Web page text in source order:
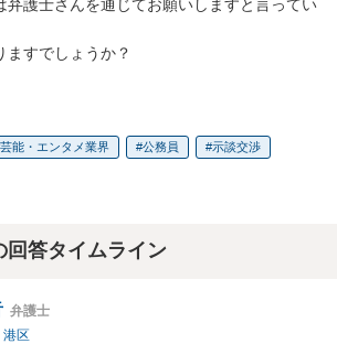
弁護士さんを通じてお願いしますと言ってい
ますでしょうか？
芸能・エンタメ業界 公務員 示談交渉
回答タイムライン
弁護士
港区